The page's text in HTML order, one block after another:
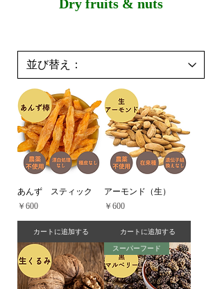
Dry fruits & nuts
あんず スティック
価格
￥600
カートに追加する
アーモンド（生）
価格
￥600
カートに追加する
スーパーフード